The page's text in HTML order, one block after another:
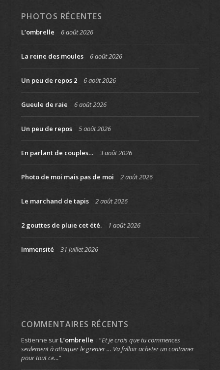
PHOTOS RÉCENTES
L’ombrelle 6 août 2026
La reine des moules 6 août 2026
Un peu de repos 2 6 août 2026
Gueule de raie 6 août 2026
Un peu de repos 5 août 2026
En parlant de couples… 3 août 2026
Photo de moi mais pas de moi 2 août 2026
Le marchand de tapis 2 août 2026
2 gouttes de pluie cet été. 1 août 2026
Immensité 31 juillet 2026
COMMENTAIRES RÉCENTS
Estienne sur L’ombrelle : “Et je crois que tu commences
seulement à attaquer le grenier … Va falloir acheter un container
pour tout ce…”